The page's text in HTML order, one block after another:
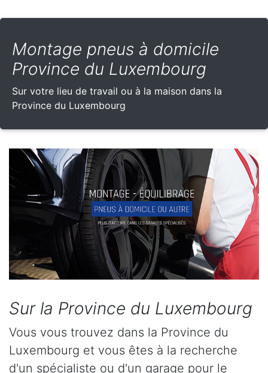
Montage pneus à domicile
Province du Luxembourg
Sur votre lieu de travail ou à la maison dans la
Province du Luxembourg
Sur la Province du Luxembourg
Vous vous trouvez dans la Province du
Luxembourg et vous êtes à la recherche
d'un spécialiste ou d'un garage pour le